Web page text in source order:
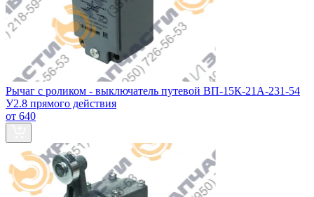
Рычаг с роликом - выключатель путевой ВП-15К-21А-231-54
У2.8 прямого действия
от 640